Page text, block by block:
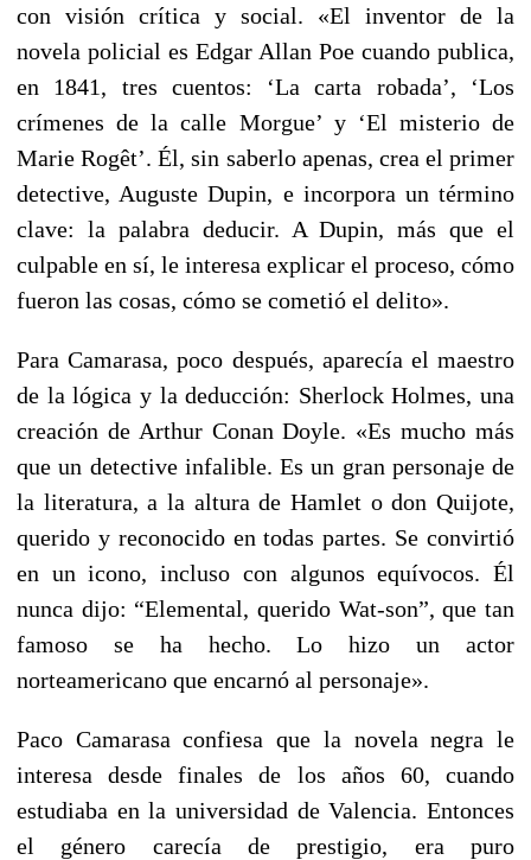
con visión crítica y social. «El inventor de la
novela policial es Edgar Allan Poe cuando publica,
en 1841, tres cuentos: ‘La carta robada’, ‘Los
crímenes de la calle Morgue’ y ‘El misterio de
Marie Rogêt’. Él, sin saberlo apenas, crea el primer
detective, Auguste Dupin, e incorpora un término
clave: la palabra deducir. A Dupin, más que el
culpable en sí, le interesa explicar el proceso, cómo
fueron las cosas, cómo se cometió el delito».
Para Camarasa, poco después, aparecía el maestro
de la lógica y la deducción: Sherlock Holmes, una
creación de Arthur Conan Doyle. «Es mucho más
que un detective infalible. Es un gran personaje de
la literatura, a la altura de Hamlet o don Quijote,
querido y reconocido en todas partes. Se convirtió
en un icono, incluso con algunos equívocos. Él
nunca dijo: “Elemental, querido Wat-son”, que tan
famoso se ha hecho. Lo hizo un actor
norteamericano que encarnó al personaje».
Paco Camarasa confiesa que la novela negra le
interesa desde finales de los años 60, cuando
estudiaba en la universidad de Valencia. Entonces
el género carecía de prestigio, era puro